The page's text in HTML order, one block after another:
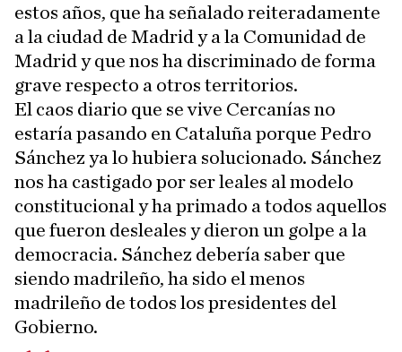
estos años, que ha señalado reiteradamente
a la ciudad de Madrid y a la Comunidad de
Madrid y que nos ha discriminado de forma
grave respecto a otros territorios.
El caos diario que se vive Cercanías no
estaría pasando en Cataluña porque Pedro
Sánchez ya lo hubiera solucionado. Sánchez
nos ha castigado por ser leales al modelo
constitucional y ha primado a todos aquellos
que fueron desleales y dieron un golpe a la
democracia. Sánchez debería saber que
siendo madrileño, ha sido el menos
madrileño de todos los presidentes del
Gobierno.